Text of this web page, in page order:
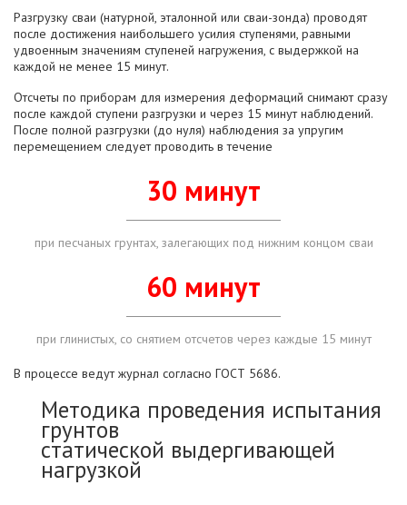
Разгрузку сваи (натурной, эталонной или сваи-зонда) проводят
после достижения наибольшего усилия ступенями, равными
удвоенным значениям ступеней нагружения, с выдержкой на
каждой не менее 15 минут.
Отсчеты по приборам для измерения деформаций снимают сразу
после каждой ступени разгрузки и через 15 минут наблюдений.
После полной разгрузки (до нуля) наблюдения за упругим
перемещением следует проводить в течение
30 минут
при песчаных грунтах, залегающих под нижним концом сваи
60 минут
при глинистых, со снятием отсчетов через каждые 15 минут
В процессе ведут журнал согласно ГОСТ 5686.
Методика проведения испытания
грунтов
статической выдергивающей
нагрузкой